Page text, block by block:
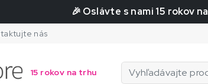
🎉 Oslávte s nami 15 rokov
nás
15 rokov na trhu